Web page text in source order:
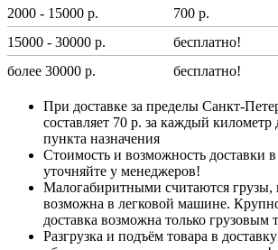
2000 - 15000 р.
700 р.
15000 - 30000 р.
бесплатно!
более 30000 р.
бесплатно!
При доставке за пределы Санкт-
составляет 70 р. за каждый километр
пункта назначения
Стоимость и возможность доставки
уточняйте у менеджеров!
Малогабиритными считаются грузы,
возможна в легковой машине.
доставка возможна только грузовым
Разгрузка и подъём товара в